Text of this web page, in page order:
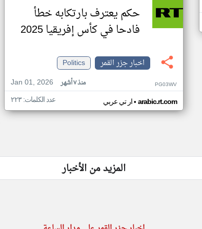
حكم يعترف بارتكابه خطأ
فادحا في كأس إفريقيا 2025
اخبار جزر القمر
Politics
Jan 01, 2026
منذ ٧ أشهر PG03WV
ار تي عربي• arabic.rt.com عدد الكلمات: ٢٢٣
المزيد من الأخبار